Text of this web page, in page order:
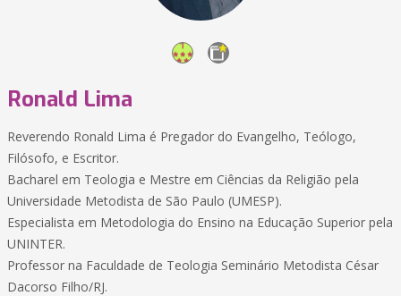
Ronald Lima
Reverendo Ronald Lima é Pregador do Evangelho, Teólogo,
Filósofo, e Escritor.
Bacharel em Teologia e Mestre em Ciências da Religião pela
Universidade Metodista de São Paulo (UMESP).
Especialista em Metodologia do Ensino na Educação Superior pela
UNINTER.
Professor na Faculdade de Teologia Seminário Metodista César
Dacorso Filho/RJ.